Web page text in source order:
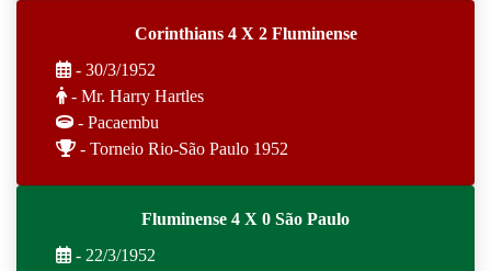
Corinthians 4 X 2 Fluminense
- 30/3/1952
- Mr. Harry Hartles
- Pacaembu
- Torneio Rio-São Paulo 1952
Fluminense 4 X 0 São Paulo
- 22/3/1952